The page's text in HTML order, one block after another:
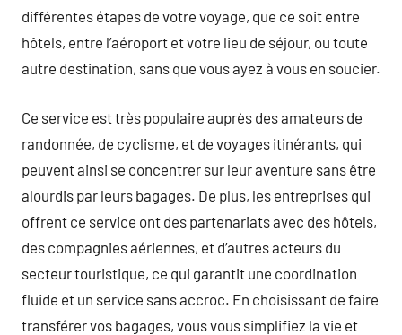
différentes étapes de votre voyage, que ce soit entre
hôtels, entre l’aéroport et votre lieu de séjour, ou toute
autre destination, sans que vous ayez à vous en soucier.
Ce service est très populaire auprès des amateurs de
randonnée, de cyclisme, et de voyages itinérants, qui
peuvent ainsi se concentrer sur leur aventure sans être
alourdis par leurs bagages. De plus, les entreprises qui
offrent ce service ont des partenariats avec des hôtels,
des compagnies aériennes, et d’autres acteurs du
secteur touristique, ce qui garantit une coordination
fluide et un service sans accroc. En choisissant de faire
transférer vos bagages, vous vous simplifiez la vie et